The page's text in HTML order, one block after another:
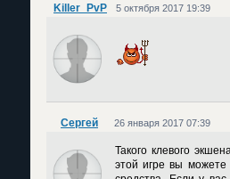
Killer_PvP 5 октября 2017 19:39
Сергей 26 января 2017 07:39
Такого клевого
этой игре вы